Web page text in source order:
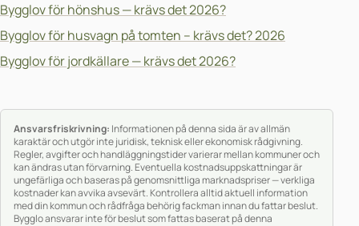
Bygglov för hönshus — krävs det 2026?
Bygglov för husvagn på tomten – krävs det? 2026
Bygglov för jordkällare — krävs det 2026?
Ansvarsfriskrivning: Informationen på denna sida är av allmän
karaktär och utgör inte juridisk, teknisk eller ekonomisk rådgivning.
Regler, avgifter och handläggningstider varierar mellan kommuner och
kan ändras utan förvarning. Eventuella kostnadsuppskattningar är
ungefärliga och baseras på genomsnittliga marknadspriser — verkliga
kostnader kan avvika avsevärt. Kontrollera alltid aktuell information
med din kommun och rådfråga behörig fackman innan du fattar beslut.
Bygglo ansvarar inte för beslut som fattas baserat på denna